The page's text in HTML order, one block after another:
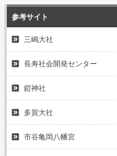
参考サイト
三嶋大社
長寿社会開発センター
鎧神社
多賀大社
市谷亀岡八幡宮